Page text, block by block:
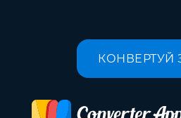
КОНВЕРТУЙ